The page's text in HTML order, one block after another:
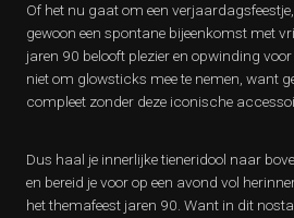
Of het nu gaat om een
gewoon een spontane bijeenkomst met
jaren 90 belooft plezier en opwinding
niet om glowsticks mee te nemen, want
compleet zonder deze iconische
Dus haal je innerlijke tieneridool naar
en bereid je voor op een avond vol
het themafeest jaren 90. Want in dit